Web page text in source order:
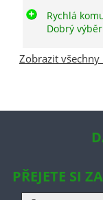
Rychlá
Dobrý
Zobrazit všechny
PŘEJETE SI